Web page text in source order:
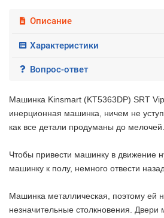
Описание
Характеристики
Вопрос-ответ
Машинка Kinsmart (KT5363DP) SRT
инерционная машинка, ничем не
как все детали продуманы до мелочей.
Чтобы привести машинку в движение
машинку к полу, немного отвести
Машинка металлическая, поэтому ей
незначительные столкновения.